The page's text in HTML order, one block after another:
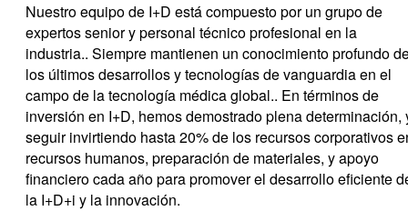
Nuestro equipo de I+D está compuesto por un grupo de
expertos senior y personal técnico profesional en la
industria.. Siempre mantienen un conocimiento profundo
los últimos desarrollos y tecnologías de vanguardia en el
campo de la tecnología médica global.. En términos de
inversión en I+D, hemos demostrado plena determinación,
seguir invirtiendo hasta 20% de los recursos corporativos
recursos humanos, preparación de materiales, y apoyo
financiero cada año para promover el desarrollo eficiente
la I+D+i y la innovación.